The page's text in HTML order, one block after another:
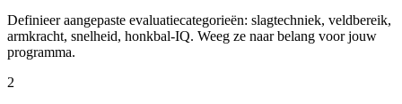
Definieer aangepaste evaluatiecategorieën: slagtechniek, veldbereik,
armkracht, snelheid, honkbal-IQ. Weeg ze naar belang voor jouw
programma.
2